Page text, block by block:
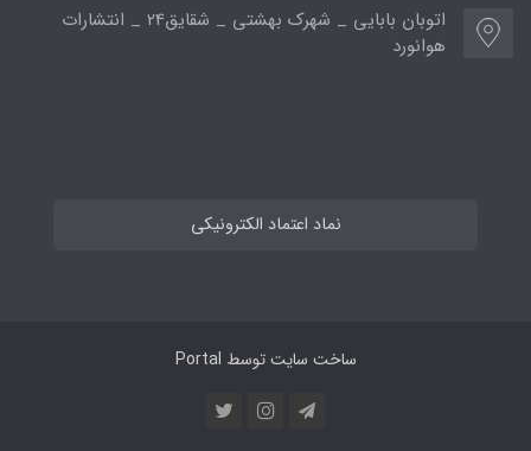
اتوبان بابایی _ شهرک بهشتی _ شقایق24 _ انتشارات
هوانورد
نماد اعتماد الکترونیکی
ساخت سایت توسط Portal